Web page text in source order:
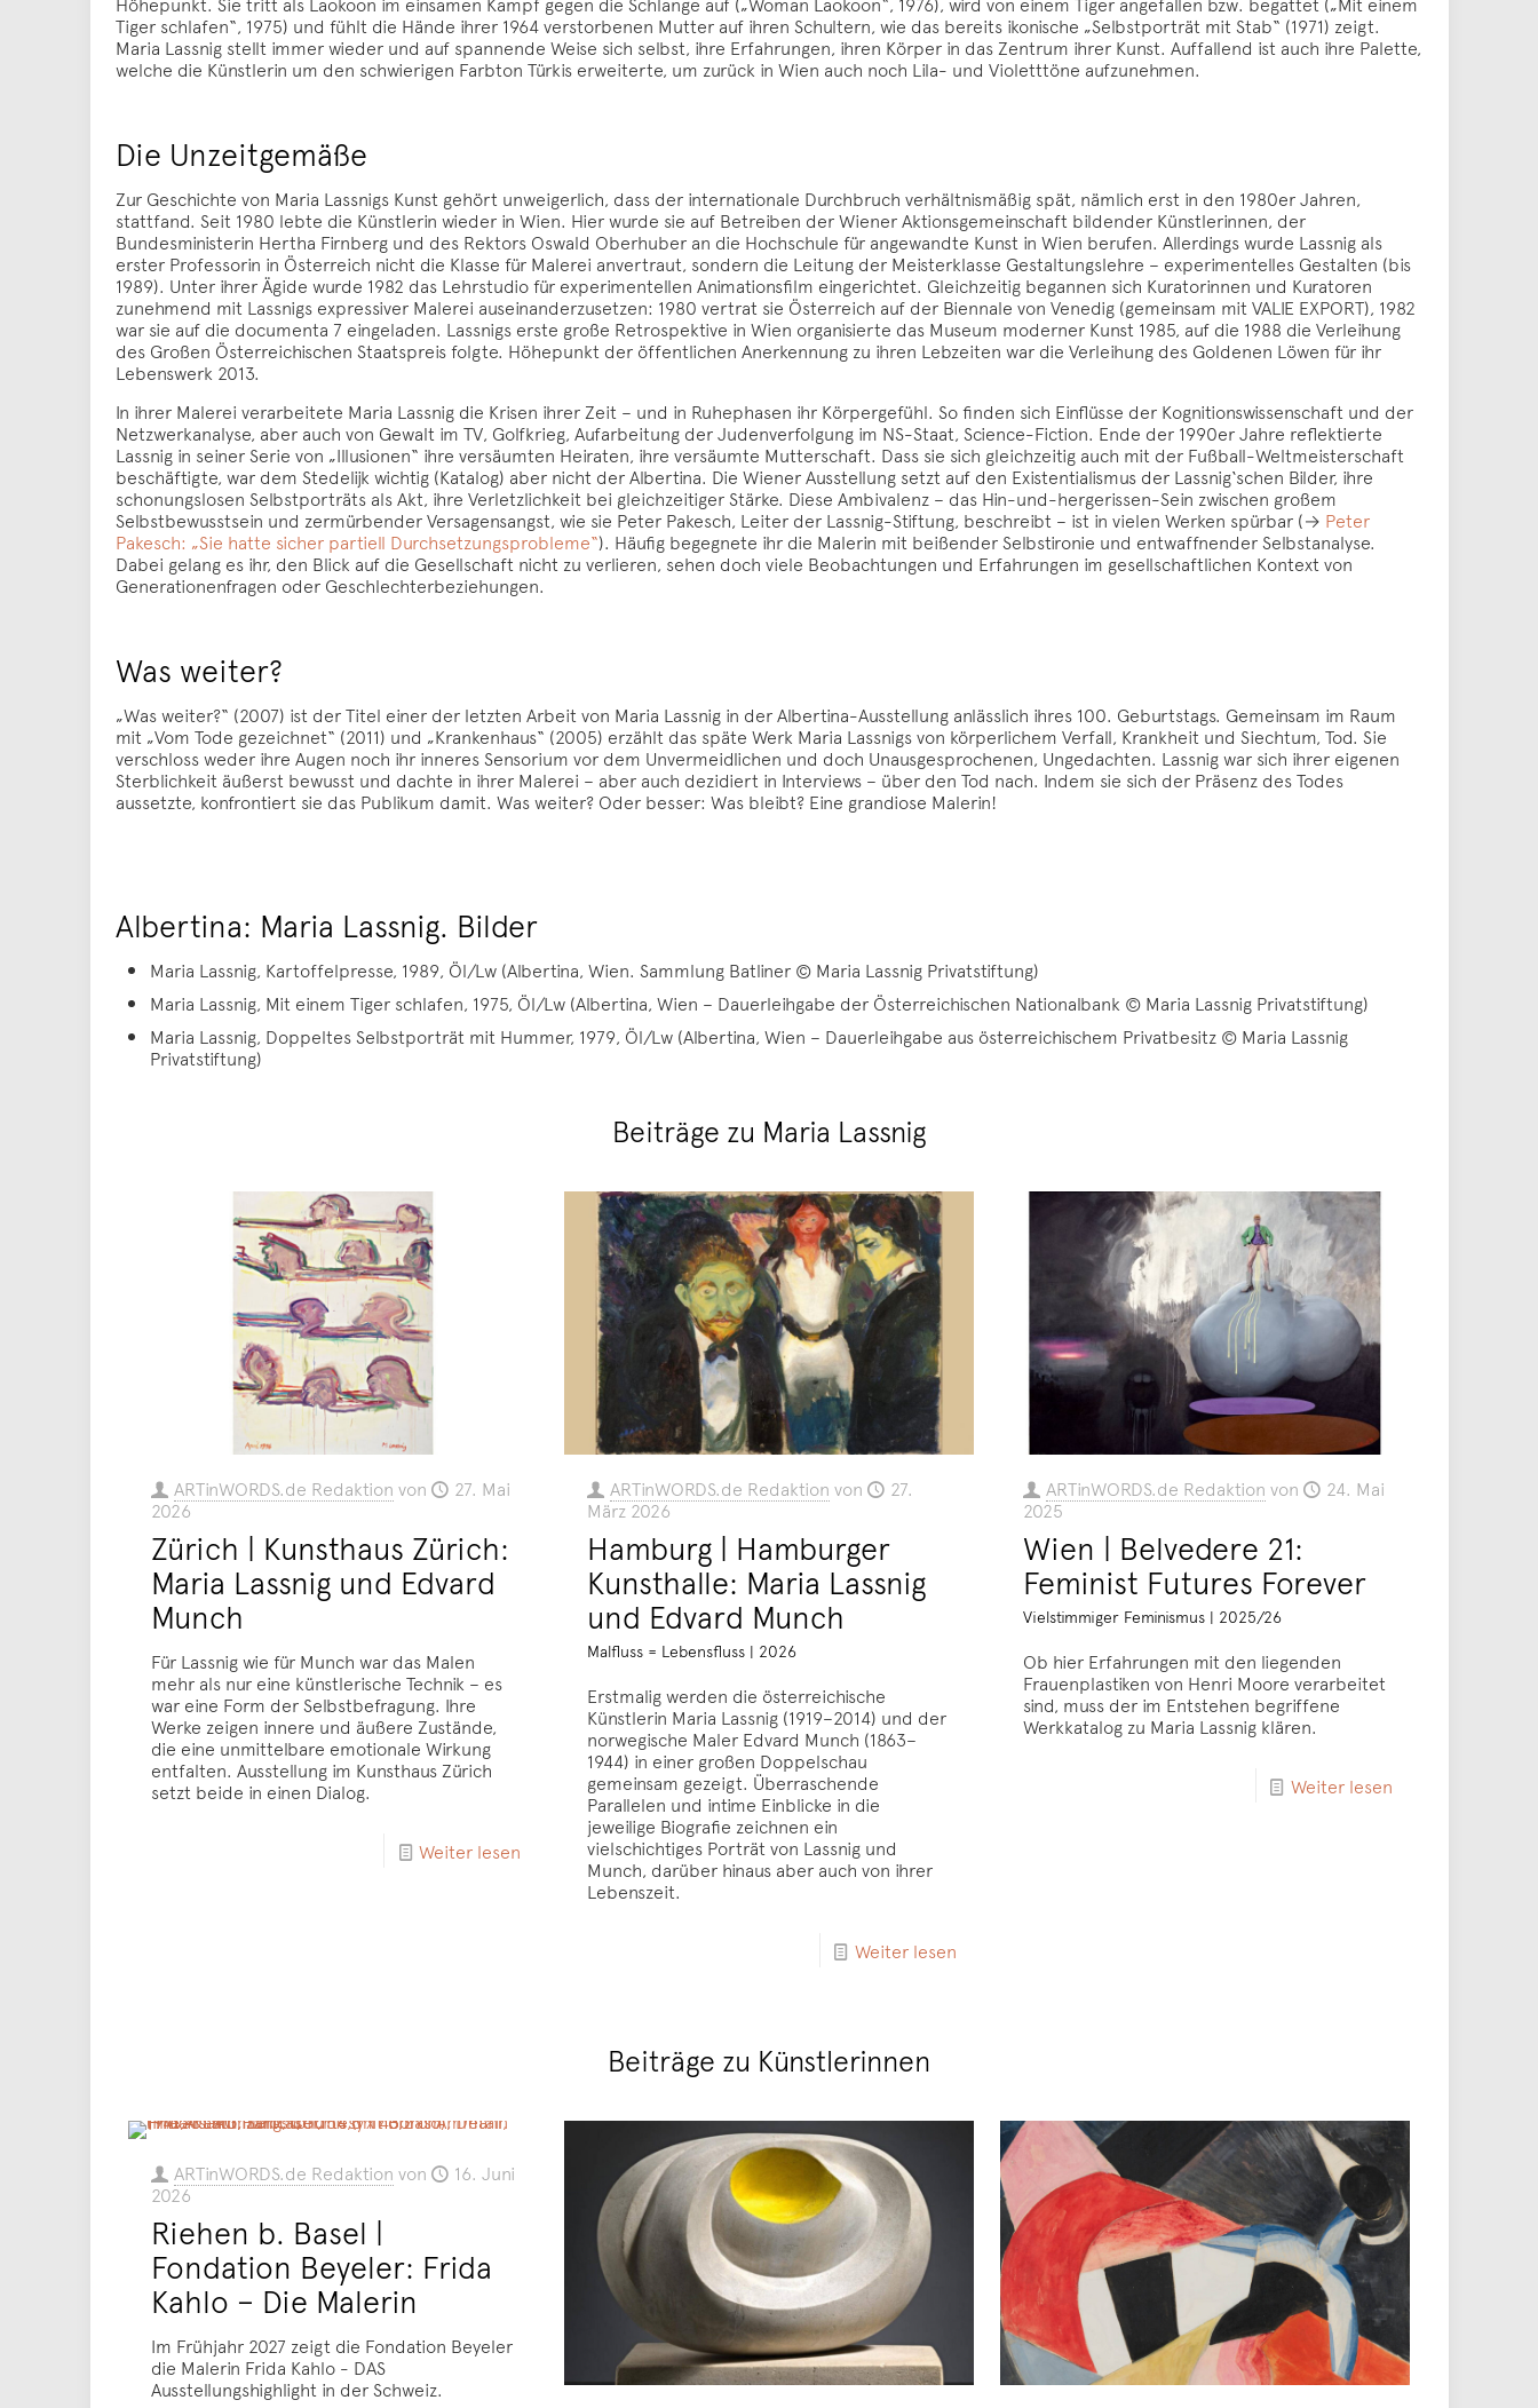
Tiger schlafen“, 1975) und fühlt die Hände ihrer 1964 verstorbenen Mutter auf ihren Schultern, wie das bereits ikonische „Selbstporträt mit Stab“ (1971) zeigt.
Maria Lassnig stellt immer wieder und auf spannende Weise sich selbst, ihre Erfahrungen, ihren Körper in das Zentrum ihrer Kunst. Auffallend ist auch ihre Palette,
welche die Künstlerin um den schwierigen Farbton Türkis erweiterte, um zurück in Wien auch noch Lila- und Violetttöne aufzunehmen.
Die Unzeitgemäße
Zur Geschichte von Maria Lassnigs Kunst gehört unweigerlich, dass der internationale Durchbruch verhältnismäßig spät, nämlich erst in den 1980er Jahren,
stattfand. Seit 1980 lebte die Künstlerin wieder in Wien. Hier wurde sie auf Betreiben der Wiener Aktionsgemeinschaft bildender Künstlerinnen, der
Bundesministerin Hertha Firnberg und des Rektors Oswald Oberhuber an die Hochschule für angewandte Kunst in Wien berufen. Allerdings wurde Lassnig als
erster Professorin in Österreich nicht die Klasse für Malerei anvertraut, sondern die Leitung der Meisterklasse Gestaltungslehre – experimentelles Gestalten (bis
1989). Unter ihrer Ägide wurde 1982 das Lehrstudio für experimentellen Animationsfilm eingerichtet. Gleichzeitig begannen sich Kuratorinnen und Kuratoren
zunehmend mit Lassnigs expressiver Malerei auseinanderzusetzen: 1980 vertrat sie Österreich auf der Biennale von Venedig (gemeinsam mit VALIE EXPORT), 1982
war sie auf die documenta 7 eingeladen. Lassnigs erste große Retrospektive in Wien organisierte das Museum moderner Kunst 1985, auf die 1988 die Verleihung
des Großen Österreichischen Staatspreis folgte. Höhepunkt der öffentlichen Anerkennung zu ihren Lebzeiten war die Verleihung des Goldenen Löwen für ihr
Lebenswerk 2013.
In ihrer Malerei verarbeitete Maria Lassnig die Krisen ihrer Zeit – und in Ruhephasen ihr Körpergefühl. So finden sich Einflüsse der Kognitionswissenschaft und der
Netzwerkanalyse, aber auch von Gewalt im TV, Golfkrieg, Aufarbeitung der Judenverfolgung im NS-Staat, Science-Fiction. Ende der 1990er Jahre reflektierte
Lassnig in seiner Serie von „Illusionen“ ihre versäumten Heiraten, ihre versäumte Mutterschaft. Dass sie sich gleichzeitig auch mit der Fußball-Weltmeisterschaft
beschäftigte, war dem Stedelijk wichtig (Katalog) aber nicht der Albertina. Die Wiener Ausstellung setzt auf den Existentialismus der Lassnig‘schen Bilder, ihre
schonungslosen Selbstporträts als Akt, ihre Verletzlichkeit bei gleichzeitiger Stärke. Diese Ambivalenz – das Hin-und-hergerissen-Sein zwischen großem
Selbstbewusstsein und zermürbender Versagensangst, wie sie Peter Pakesch, Leiter der Lassnig-Stiftung, beschreibt – ist in vielen Werken spürbar (→ Peter
Pakesch: „Sie hatte sicher partiell Durchsetzungsprobleme“). Häufig begegnete ihr die Malerin mit beißender Selbstironie und entwaffnender Selbstanalyse.
Dabei gelang es ihr, den Blick auf die Gesellschaft nicht zu verlieren, sehen doch viele Beobachtungen und Erfahrungen im gesellschaftlichen Kontext von
Generationenfragen oder Geschlechterbeziehungen.
Was weiter?
„Was weiter?“ (2007) ist der Titel einer der letzten Arbeit von Maria Lassnig in der Albertina-Ausstellung anlässlich ihres 100. Geburtstags. Gemeinsam im Raum
mit „Vom Tode gezeichnet“ (2011) und „Krankenhaus“ (2005) erzählt das späte Werk Maria Lassnigs von körperlichem Verfall, Krankheit und Siechtum, Tod. Sie
verschloss weder ihre Augen noch ihr inneres Sensorium vor dem Unvermeidlichen und doch Unausgesprochenen, Ungedachten. Lassnig war sich ihrer eigenen
Sterblichkeit äußerst bewusst und dachte in ihrer Malerei – aber auch dezidiert in Interviews – über den Tod nach. Indem sie sich der Präsenz des Todes
aussetzte, konfrontiert sie das Publikum damit. Was weiter? Oder besser: Was bleibt? Eine grandiose Malerin!
Albertina: Maria Lassnig. Bilder
Maria Lassnig, Kartoffelpresse, 1989, Öl/Lw (Albertina, Wien. Sammlung Batliner © Maria Lassnig Privatstiftung)
Maria Lassnig, Mit einem Tiger schlafen, 1975, Öl/Lw (Albertina, Wien – Dauerleihgabe der Österreichischen Nationalbank © Maria Lassnig Privatstiftung)
Maria Lassnig, Doppeltes Selbstporträt mit Hummer, 1979, Öl/Lw (Albertina, Wien – Dauerleihgabe aus österreichischem Privatbesitz © Maria Lassnig
Privatstiftung)
Beiträge zu Maria Lassnig
ARTinWORDS.de Redaktion von
27. Mai
2026
Zürich | Kunsthaus Zürich:
Maria Lassnig und Edvard
Munch
Für Lassnig wie für Munch war das Malen
mehr als nur eine künstlerische Technik – es
war eine Form der Selbstbefragung. Ihre
Werke zeigen innere und äußere Zustände,
die eine unmittelbare emotionale Wirkung
entfalten. Ausstellung im Kunsthaus Zürich
setzt beide in einen Dialog.
Weiter lesen
ARTinWORDS.de Redaktion von
27.
März 2026
Hamburg | Hamburger
Kunsthalle: Maria Lassnig
und Edvard Munch
Malfluss = Lebensfluss | 2026
Erstmalig werden die österreichische
Künstlerin Maria Lassnig (1919–2014) und der
norwegische Maler Edvard Munch (1863–
1944) in einer großen Doppelschau
gemeinsam gezeigt. Überraschende
Parallelen und intime Einblicke in die
jeweilige Biografie zeichnen ein
vielschichtiges Porträt von Lassnig und
Munch, darüber hinaus aber auch von ihrer
Lebenszeit.
Weiter lesen
ARTinWORDS.de Redaktion von
24. Mai
2025
Wien | Belvedere 21:
Feminist Futures Forever
Vielstimmiger Feminismus | 2025/26
Ob hier Erfahrungen mit den liegenden
Frauenplastiken von Henri Moore verarbeitet
sind, muss der im Entstehen begriffene
Werkkatalog zu Maria Lassnig klären.
Weiter lesen
Beiträge zu Künstlerinnen
ARTinWORDS.de Redaktion von
16. Juni
2026
Riehen b. Basel |
Fondation Beyeler: Frida
Kahlo – Die Malerin
Im Frühjahr 2027 zeigt die Fondation Beyeler
die Malerin Frida Kahlo - DAS
Ausstellungshighlight in der Schweiz.